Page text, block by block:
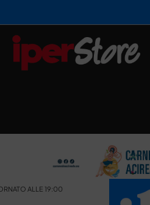
ALLE 19:00